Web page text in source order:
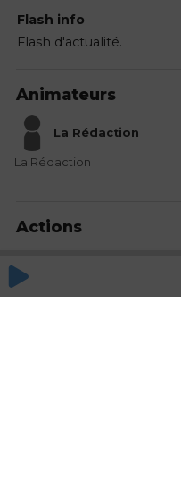
Flash info
Flash d'actualité.
Animateurs
La Rédaction
La Rédaction
Actions